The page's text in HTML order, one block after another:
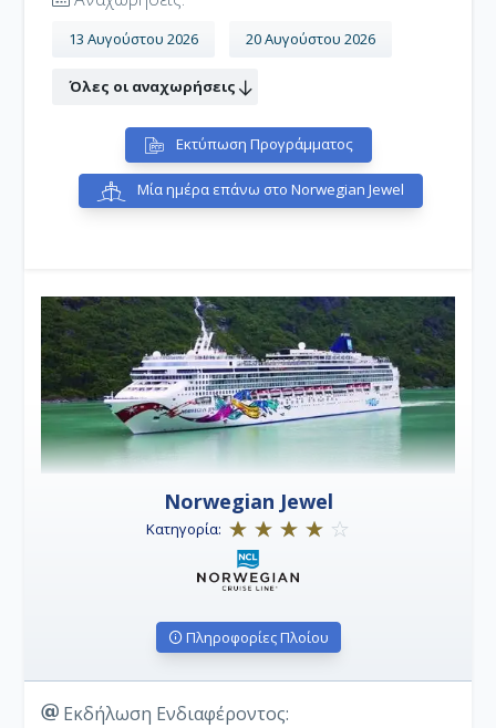
13 Αυγούστου 2026 20 Αυγούστου 2026
Όλες οι αναχωρήσεις
Εκτύπωση Προγράμματος
Μία ημέρα επάνω στο Norwegian Jewel
Norwegian Jewel
Κατηγορία:
Πληροφορίες Πλοίου
Εκδήλωση Ενδιαφέροντος: